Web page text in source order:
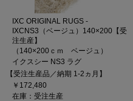
IXC ORIGINAL RUGS -
IXCNS3（ベージュ）140×200【受
注生産】
（140×200ｃｍ ベージュ）
イクスシー NS3 ラグ
【受注生産品／納期 1-2ヵ月】
￥172,480
在庫：受注生産